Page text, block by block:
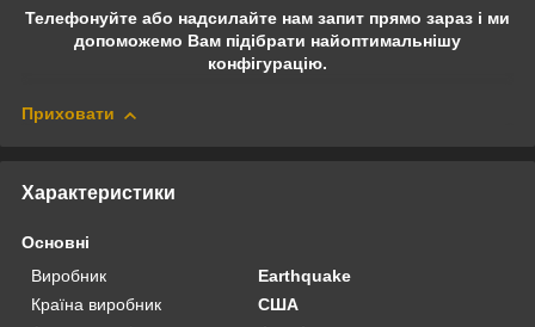
Телефонуйте або надсилайте нам запит прямо зараз і ми
допоможемо Вам підібрати найоптимальнішу
конфігурацію.
Приховати
Характеристики
Основні
Виробник
Earthquake
Країна виробник
США